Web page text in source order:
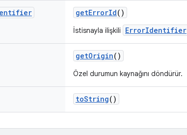
getErrorId()
İstisnayla ilişkili ErrorIdentifier
getOrigin()
Özel durumun kaynağını döndürür.
toString()